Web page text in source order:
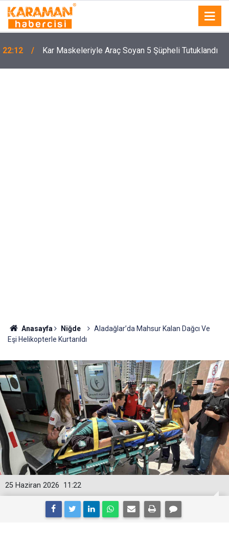
22:12 Kar Maskeleriyle Araç Soyan 5 Şüpheli Tutuklandı
Anasayfa Niğde
Aladağlar’da Mahsur Kalan Dağcı Ve
Eşi Helikopterle Kurtarıldı
11:22
25 Haziran 2026